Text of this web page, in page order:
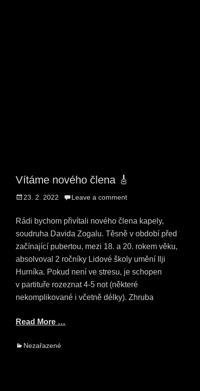
Vítáme nového člena 🎸
Posted
23. 2. 2022 Leave a comment
Rádi bychom přivítali nového člena kapely,
soudruha Davida Zogalu. Těsně v období před
začínající pubertou, mezi 18. a 20. rokem věku,
absolvoval 2 ročníky Lidové školy umění Ilji
Hurníka. Pokud není ve stresu, je schopen
v partituře rozeznat 4-5 not (některé
nekomplikované i včetně délky). Zhruba
Read More …
Categories
Nezařazené